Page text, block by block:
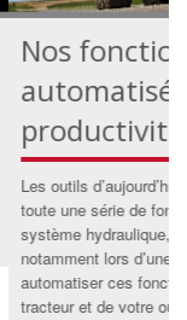
Massey
Venez
la plus proche de